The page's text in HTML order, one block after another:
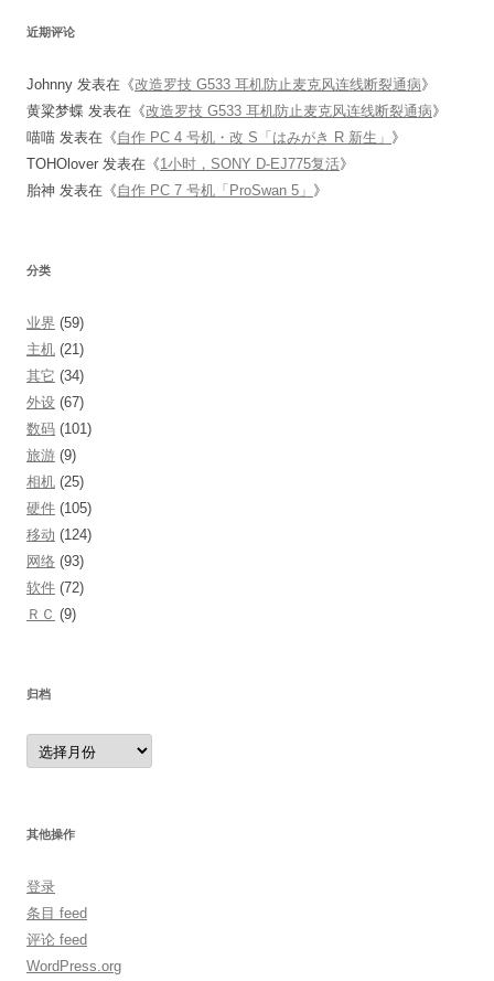
近期评论
Johnny 发表在《改造罗技 G533 耳机防止麦克风连线断裂通病》
黄粱梦蝶 发表在《改造罗技 G533 耳机防止麦克风连线断裂通病》
喵喵 发表在《自作 PC 4 号机・改 S「はみがき R 新生」 》
TOHOlover 发表在《1小时，SONY D-EJ775复活》
胎神 发表在《自作 PC 7 号机「ProSwan 5」 》
分类
业界 (59)
主机 (21)
其它 (34)
外设 (67)
数码 (101)
旅游 (9)
相机 (25)
硬件 (105)
移动 (124)
网络 (93)
软件 (72)
ＲＣ (9)
归档
归
档
其他操作
登录
条目 feed
评论 feed
WordPress.org